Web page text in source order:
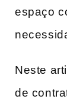
espaço
Neste
de